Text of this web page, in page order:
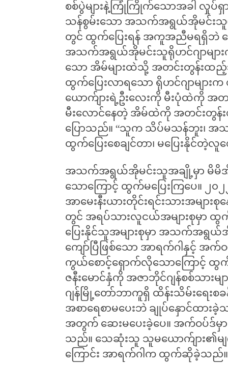
စစ်ပွဲများနဲ့ကြုံကြိုက်သောအခါ လှုပ်ရှ
သန်စွမ်းသော အသက်အရွယ်အိုမင်းသူမျ
တွင် ထွက်ပြေးရန် အကူအညီမရရှိဘဲ န
အသက်အရွယ်အိုမင်းသူရိုဟင်ဂျာများ
သော အိမ်များထဲသို့ အတင်းတွန်းထည့်
ထွက်ပြေးလာရသော ရိုဟင်ဂျာမျ
ယောက်ျားရဲ့ဦးလေးကို မီးပုံထဲကို
မီးလောင်နေတဲ့ အိမ်ထဲကို အတင်းတွ
ပြောသည်။ “သူက သိပ်မသန်ဘူး၊
ထွက်ပြေးစေချင်တာ၊ မပြေးနိုင်
အသက်အရွယ်အိုမင်းသူအချို့မှာ မိမိအိ
သောကြောင့် ထွက်မပြေးကြပေ။ ၂၀
အာမေးနီးယားတိုင်းရင်းသားအမျာ
တွင် အရပ်သားလူငယ်အများစုမှာ
ပြေးနိုင်သူအများစုမှာ အသက်အရွယ်
ကျော်ပြီဖြစ်သော အာရက်ဂါနှင့် အ
ကွယ်စောင့်ရှောက်လိုသောကြောင့် ထွ
ဇနီးမောင်နှံကို အဇာဘိုင်ဂျန်စစ်သားမ
ဂျန်မြို့တော်ဘာကူရှိ ထိန်းသိမ်းရေးစ
အစာရေစာမပေးဘဲ ချုပ်နှောင်ထား
အတွက် ဆေးမပေးခဲ့ပေ။ အက်ဝပ်ဒ်မှ
သည်။ သေဆုံးသူ သူမယောက်ျား၏
ကြောင်း အာရက်ဂါက ထွက်ဆိုခဲ့သည်။